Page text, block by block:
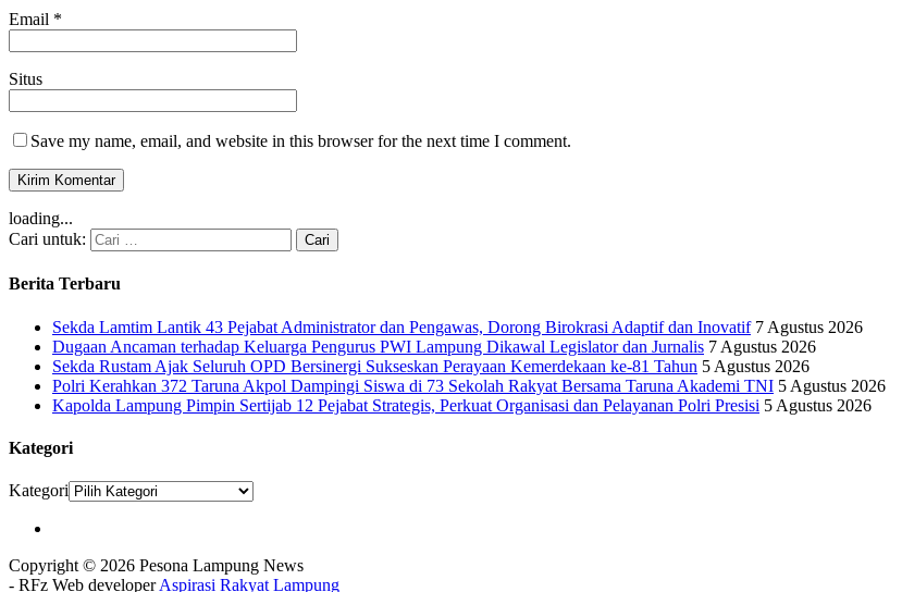
Email *
Situs
Save my name, email, and website in this browser for the next time I comment.
loading...
Cari untuk:
Berita Terbaru
Sekda Lamtim Lantik 43 Pejabat Administrator dan Pengawas, Dorong Birokrasi Adaptif dan Inovatif 7 Agustus 2026
Dugaan Ancaman terhadap Keluarga Pengurus PWI Lampung Dikawal Legislator dan Jurnalis 7 Agustus 2026
Sekda Rustam Ajak Seluruh OPD Bersinergi Sukseskan Perayaan Kemerdekaan ke-81 Tahun 5 Agustus 2026
Polri Kerahkan 372 Taruna Akpol Dampingi Siswa di 73 Sekolah Rakyat Bersama Taruna Akademi TNI 5 Agustus 2026
Kapolda Lampung Pimpin Sertijab 12 Pejabat Strategis, Perkuat Organisasi dan Pelayanan Polri Presisi 5 Agustus 2026
Kategori
Kategori
Copyright © 2026 Pesona Lampung News
- RFz Web developerAspirasi Rakyat Lampung